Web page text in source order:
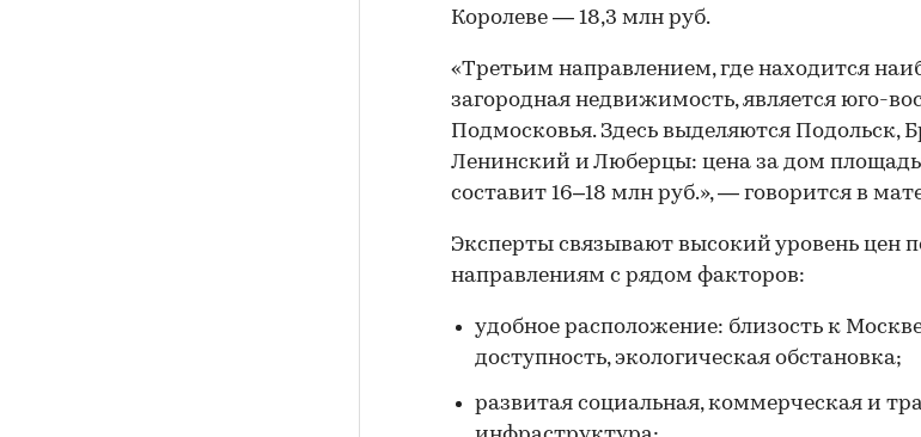
Королеве — 18,3 млн руб.
«Третьим направлением, где находится
загородная недвижимость, является юго-
Подмосковья. Здесь выделяются Подольск,
Ленинский и Люберцы: цена за дом
составит 16–18 млн руб.», — говорится в
Эксперты связывают высокий уровень цен
направлениям с рядом факторов:
удобное расположение: близость к
доступность, экологическая обстановка;
развитая социальная, коммерческая и